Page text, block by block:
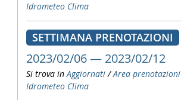
Idrometeo Clima
SETTIMANA PRENOTAZIONI
2023/02/06 — 2023/02/12
Si trova in Aggiornati /Area prenotazioni
Idrometeo Clima